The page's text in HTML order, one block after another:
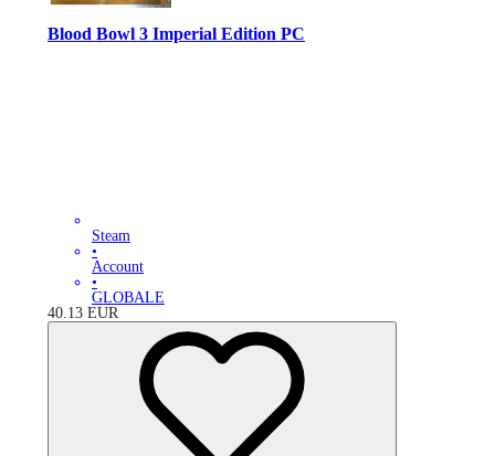
Blood Bowl 3 Imperial Edition PC
Steam
•
Account
•
GLOBALE
40.13 EUR